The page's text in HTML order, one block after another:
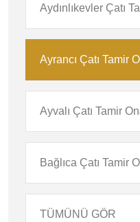
Aydınlıkevler Çatı
Ayrancı Çatı Tamir
Ayvalı Çatı Tamir
Bağlıca Çatı Tamir
TÜMÜNÜ GÖR